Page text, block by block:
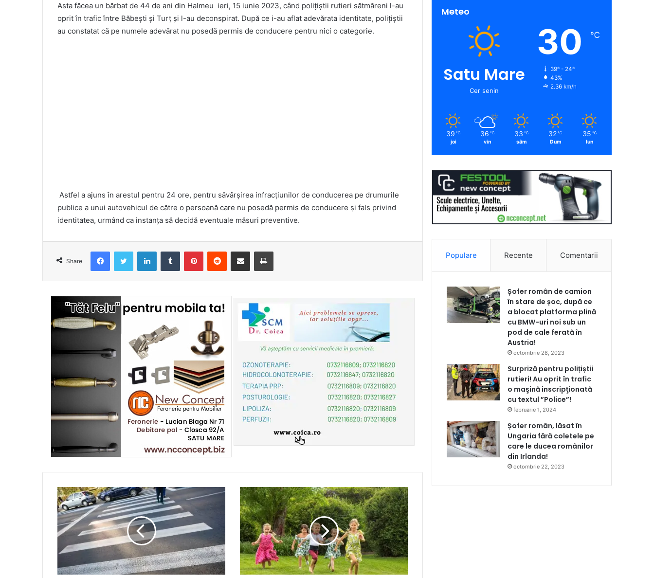
Asta făcea un bărbat de 44 de ani din Halmeu ieri, 15 iunie 2023, când polițiștii rutieri sătmăreni l-au
oprit în trafic între Băbești și Turț și l-au deconspirat. După ce i-au aflat adevărata identitate, polițiștii
au constatat că pe numele adevărat nu posedă permis de conducere pentru nici o categorie.
Astfel a ajuns în arestul pentru 24 ore, pentru săvârșirea infracțiunilor de conducerea pe drumurile
publice a unui autovehicul de către o persoană care nu posedă permis de conducere și fals privind
identitatea, urmând ca instanța să decidă eventuale măsuri preventive.
Share
FacebookTwitter LinkedInTumblr PinterestReddit Share via Email Print
Meteo
Satu Mare
Cer senin
30 ℃
39º - 24º
43%
2.36 km/h
39 ℃
joi
36 ℃
vin
33 ℃
sâm
32 ℃
Dum
35 ℃
lun
Populare Recente Comentarii
Șofer român de camion
în stare de șoc, după ce
a blocat platforma plină
cu BMW-uri noi sub un
pod de cale ferată în
Austria!
octombrie 28, 2023
Surpriză pentru polițiștii
rutieri! Au oprit în trafic
o maşină inscripţionată
cu textul ”Police”!
februarie 1, 2024
Șofer român, lăsat în
Ungaria fără coletele pe
care le ducea românilor
din Irlanda!
octombrie 22, 2023